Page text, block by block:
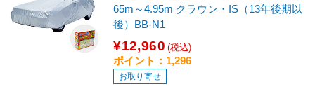
65m～4.95m クラウン・IS（13年後期以
後）BB-N1
¥12,960 (税込)
ポイント：1,296
お取り寄せ